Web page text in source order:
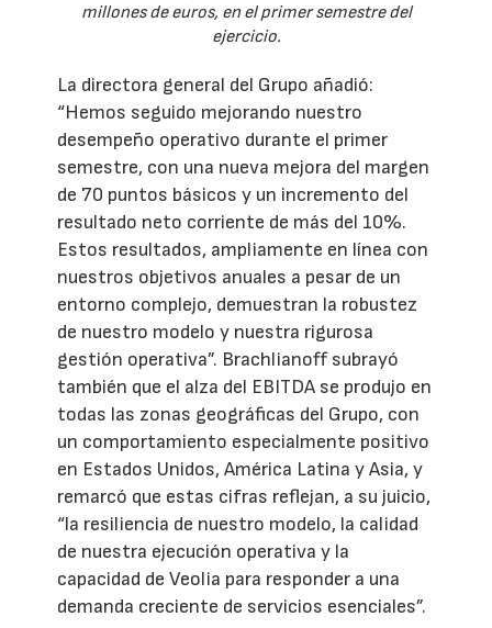
millones de euros, en el primer semestre del
ejercicio.
La directora general del Grupo añadió:
“Hemos seguido mejorando nuestro
desempeño operativo durante el primer
semestre, con una nueva mejora del margen
de 70 puntos básicos y un incremento del
resultado neto corriente de más del 10%.
Estos resultados, ampliamente en línea con
nuestros objetivos anuales a pesar de un
entorno complejo, demuestran la robustez
de nuestro modelo y nuestra rigurosa
gestión operativa”. Brachlianoff subrayó
también que el alza del EBITDA se produjo en
todas las zonas geográficas del Grupo, con
un comportamiento especialmente positivo
en Estados Unidos, América Latina y Asia, y
remarcó que estas cifras reflejan, a su juicio,
“la resiliencia de nuestro modelo, la calidad
de nuestra ejecución operativa y la
capacidad de Veolia para responder a una
demanda creciente de servicios esenciales”.